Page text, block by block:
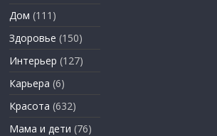
Дом (111)
Здоровье (150)
Интерьер (127)
Карьера (6)
Красота (632)
Мама и дети (76)